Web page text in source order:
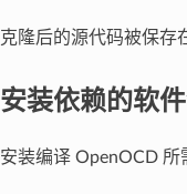
克隆后的源代码被保存
安装依赖的软
安装编译 OpenOCD 所